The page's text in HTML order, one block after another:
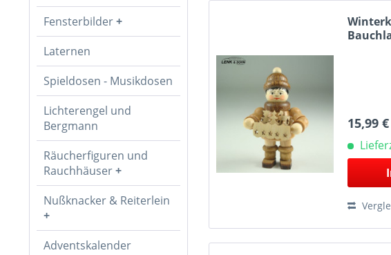
Fensterbilder
Laternen
Spieldosen - Musikdosen
Lichterengel und
Bergmann
Räucherfiguren und
Rauchhäuser
Nußknacker & Reiterlein
Adventskalender
15,99